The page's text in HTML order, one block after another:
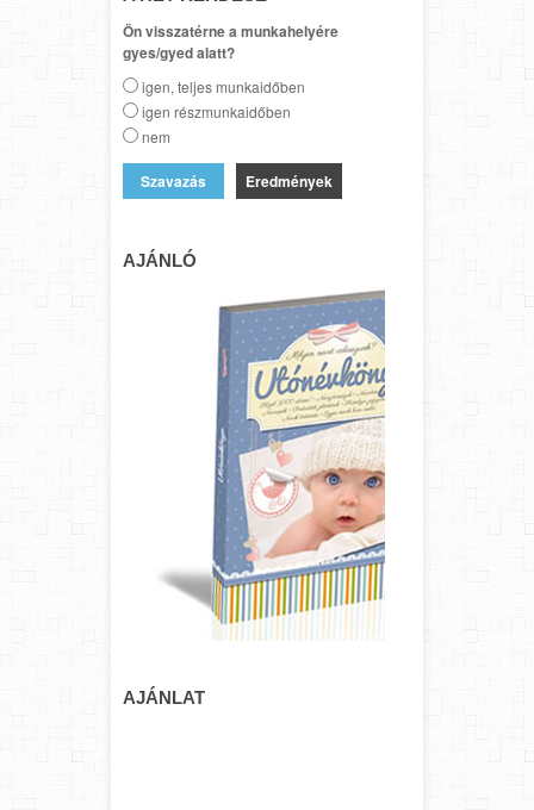
Ön visszatérne a munkahelyére
gyes/gyed alatt?
igen, teljes munkaidőben
igen részmunkaidőben
nem
Eredmények
AJÁNLÓ
AJÁNLAT